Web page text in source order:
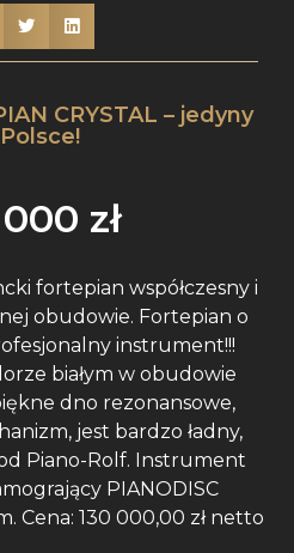
CRYSTAL – jedyny
000 zł
fortepian współczesny i
obudowie. Fortepian o
instrument!!!
białym w obudowie
dno rezonansowe,
jest bardzo ładny,
Piano-Rolf. Instrument
PIANODISC
Cena: 130 000,00 zł netto